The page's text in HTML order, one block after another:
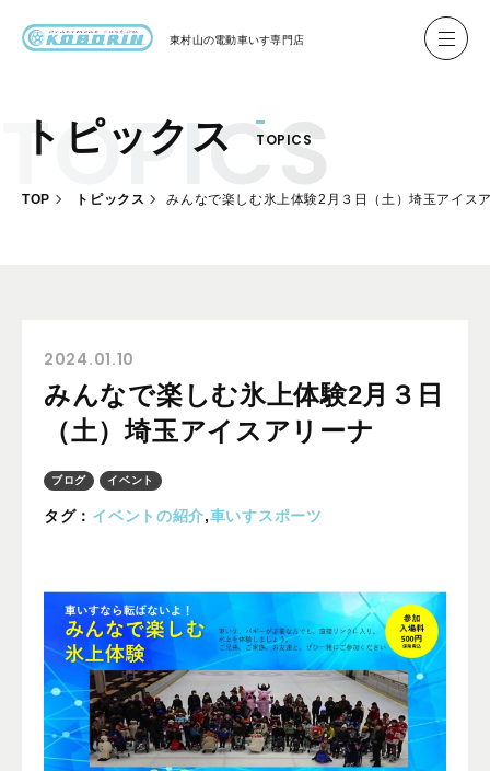
東村山の電動車いす専門店
ハイネル Hineru
ブリッジ BRIDGE TR
会社概要
イベント
ブログ
メディア掲載
ユーザーコラム
トピックス TOPICS
TOP トピックス みんなで楽しむ氷上体験2月３日（土）埼玉アイス
2024.01.10
みんなで楽しむ氷上体験2月３日
（土）埼玉アイスアリーナ
ブログ イベント
タグ： イベントの紹介,車いすスポーツ